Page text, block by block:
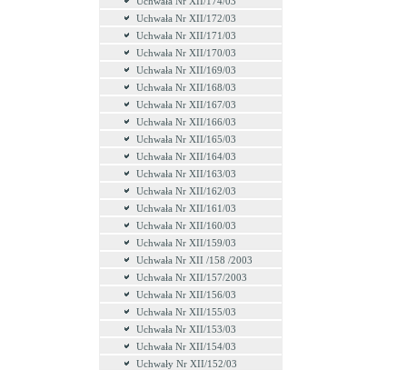
Uchwała Nr XII/172/03
Uchwała Nr XII/171/03
Uchwała Nr XII/170/03
Uchwała Nr XII/169/03
Uchwała Nr XII/168/03
Uchwała Nr XII/167/03
Uchwała Nr XII/166/03
Uchwała Nr XII/165/03
Uchwała Nr XII/164/03
Uchwała Nr XII/163/03
Uchwała Nr XII/162/03
Uchwała Nr XII/161/03
Uchwała Nr XII/160/03
Uchwała Nr XII/159/03
Uchwała Nr XII /158 /2003
Uchwała Nr XII/157/2003
Uchwała Nr XII/156/03
Uchwała Nr XII/155/03
Uchwała Nr XII/153/03
Uchwała Nr XII/154/03
Uchwały Nr XII/152/03